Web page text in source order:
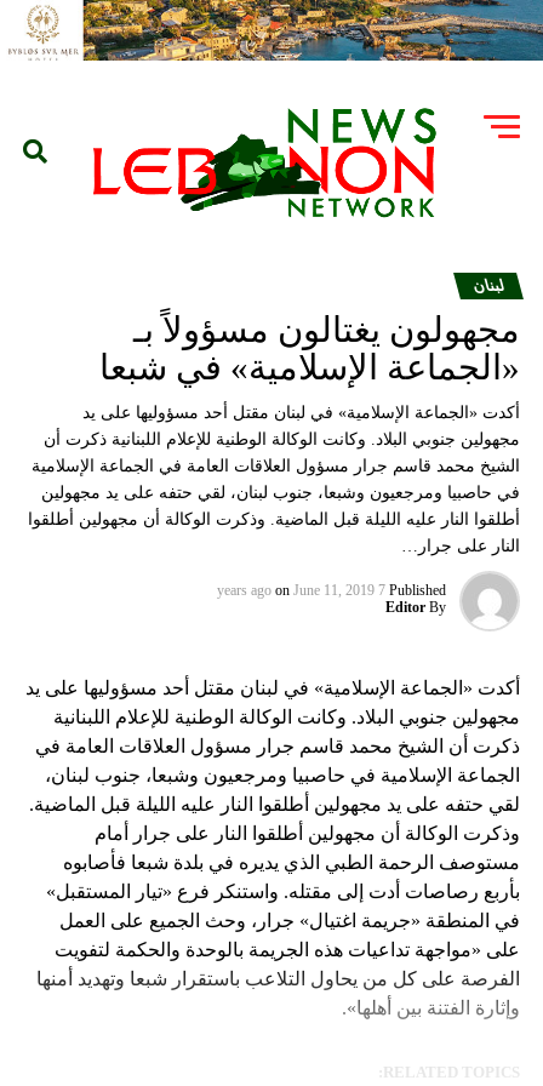
لبنان
مجهولون يغتالون مسؤولاً بـ
«الجماعة الإسلامية» في شبعا
أكدت «الجماعة الإسلامية» في لبنان مقتل أحد مسؤوليها على يد
مجهولين جنوبي البلاد. وكانت الوكالة الوطنية للإعلام اللبنانية ذكرت أن
الشيخ محمد قاسم جرار مسؤول العلاقات العامة في الجماعة الإسلامية
في حاصبيا ومرجعيون وشبعا، جنوب لبنان، لقي حتفه على يد مجهولين
أطلقوا النار عليه الليلة قبل الماضية. وذكرت الوكالة أن مجهولين أطلقوا
النار على جرار…
Published
7 years ago
on June 11, 2019
By
Editor
أكدت «الجماعة الإسلامية» في لبنان مقتل أحد مسؤوليها على يد
مجهولين جنوبي البلاد. وكانت الوكالة الوطنية للإعلام اللبنانية
ذكرت أن الشيخ محمد قاسم جرار مسؤول العلاقات العامة في
الجماعة الإسلامية في حاصبيا ومرجعيون وشبعا، جنوب لبنان،
لقي حتفه على يد مجهولين أطلقوا النار عليه الليلة قبل الماضية.
وذكرت الوكالة أن مجهولين أطلقوا النار على جرار أمام
مستوصف الرحمة الطبي الذي يديره في بلدة شبعا فأصابوه
بأربع رصاصات أدت إلى مقتله. واستنكر فرع «تيار المستقبل»
في المنطقة «جريمة اغتيال» جرار، وحث الجميع على العمل
على «مواجهة تداعيات هذه الجريمة بالوحدة والحكمة لتفويت
الفرصة على كل من يحاول التلاعب باستقرار شبعا وتهديد أمنها
وإثارة الفتنة بين أهلها».
RELATED TOPICS: